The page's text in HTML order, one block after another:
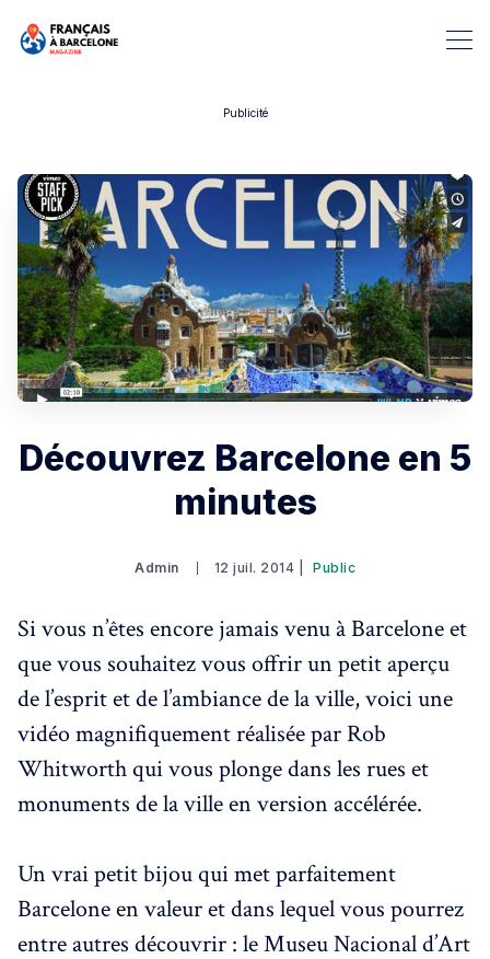
Rechercher dans Français à
Publicité
Découvrez Barcelone en 5
minutes
Admin 12 juil. 2014 | Public
Si vous n’êtes encore jamais venu à Barcelone et
que vous souhaitez vous offrir un petit aperçu
de l’esprit et de l’ambiance de la ville, voici une
vidéo magnifiquement réalisée par Rob
Whitworth qui vous plonge dans les rues et
monuments de la ville en version accélérée.
Un vrai petit bijou qui met parfaitement
Barcelone en valeur et dans lequel vous pourrez
entre autres découvrir : le Museu Nacional d’Art